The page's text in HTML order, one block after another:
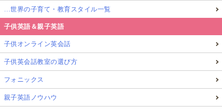
…世界の子育て・教育スタイル一覧
子供英語＆親子英語
子供オンライン英会話
子供英会話教室の選び方
フォニックス
親子英語ノウハウ